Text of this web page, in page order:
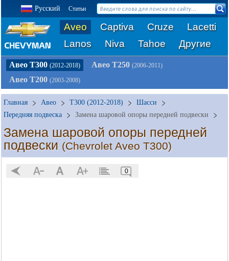
Русский Статьи
Aveo Captiva Cruze
Lacetti
Lanos
Niva Tahoe Другие
Авео Т300 (2012-2018) Авео Т250 (2006-2011)
Авео Т200 (2003-2008)
Главная Авео T300 (2012-2018)
Шасси
Передняя подвеска
Замена шаровой опоры передней подвески
Замена шаровой опоры передней
подвески (Chevrolet Aveo T300)
0